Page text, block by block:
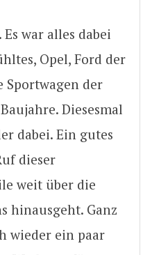
war alles dabei
Opel, Ford der
Sportwagen der
Diesesmal
dabei. Ein gutes
dieser
weit über die
hinausgeht. Ganz
wieder ein paar